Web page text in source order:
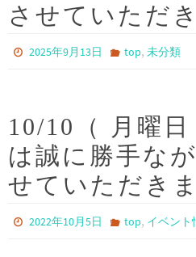
させていただ
2025年9月13日 top, 未分類
10/10（ 月曜
は誠に勝手な
せていただきま
2022年10月5日 top, イベント